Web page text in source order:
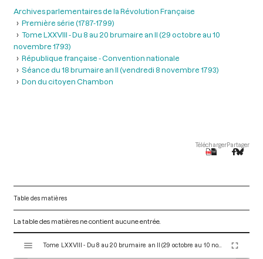
Archives parlementaires de la Révolution Française
Première série (1787-1799)
Tome LXXVIII - Du 8 au 20 brumaire an II (29 octobre au 10
novembre 1793)
République française - Convention nationale
Séance du 18 brumaire an II (vendredi 8 novembre 1793)
Don du citoyen Chambon
TéléchargerPartager
Table des matières
La table des matières ne contient aucune entrée.